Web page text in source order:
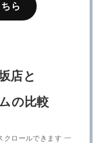
ら
店と
の比較
クロールできます